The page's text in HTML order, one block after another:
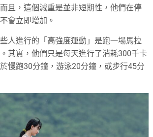
且，這個減重是並非短期性，他們在停
會立即增加。
人進行的「高強度運動」是跑一場馬拉
其實，他們只是每天進行了消耗300千卡
慢跑30分鐘，游泳20分鐘，或步行45分